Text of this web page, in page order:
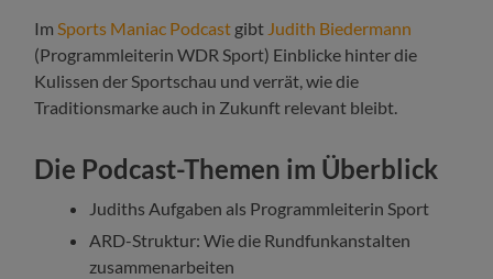
ImSports Maniac Podcast gibt Judith Biedermann
(Programmleiterin WDR Sport) Einblicke hinter die
Kulissen der Sportschau und verrät, wie die
Traditionsmarke auch in Zukunft relevant bleibt.
Die Podcast-Themen im Überblick
Judiths Aufgaben als Programmleiterin Sport
ARD-Struktur: Wie die Rundfunkanstalten
zusammenarbeiten